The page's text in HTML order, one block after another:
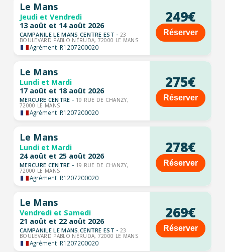
Le Mans
Jeudi et Vendredi
13 août et 14 août 2026
CAMPANILE LE MANS CENTRE EST -23
BOULEVARD PABLO NÉRUDA, 72000 LE MANS
Agrément :R1207200020
249€
Réserver
Le Mans
Lundi et Mardi
17 août et 18 août 2026
MERCURE CENTRE - 19 RUE DE CHANZY,
72000 LE MANS
Agrément :R1207200020
275€
Réserver
Le Mans
Lundi et Mardi
24 août et 25 août 2026
MERCURE CENTRE - 19 RUE DE CHANZY,
72000 LE MANS
Agrément :R1207200020
278€
Réserver
Le Mans
Vendredi et Samedi
21 août et 22 août 2026
CAMPANILE LE MANS CENTRE EST -23
BOULEVARD PABLO NÉRUDA, 72000 LE MANS
Agrément :R1207200020
269€
Réserver